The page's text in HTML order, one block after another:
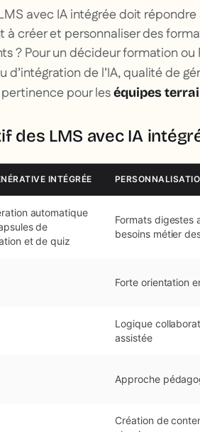
avec IA intégrée doit
créer et personnaliser des
? Pour un décideur formation
d’intégration de l’IA, qualité de
pour leséquipes
des LMS avec IA
INTÉGRÉE
automatique
de
et de quiz
Formats digestes
besoins métier
Forte orientation
Logique
assistée
Approche
Création de